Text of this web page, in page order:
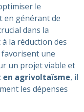
le
en générant de
dans la
la réduction des
une
un projet viable et
en agrivoltaïsme, il
les dépenses